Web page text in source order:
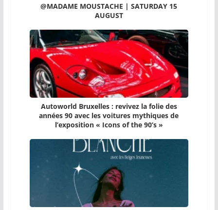
@MADAME MOUSTACHE | SATURDAY 15
AUGUST
Autoworld Bruxelles : revivez la folie des
années 90 avec les voitures mythiques de
l’exposition « Icons of the 90’s »